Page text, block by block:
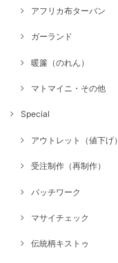
アフリカ布ターバン
ガーランド
暖簾（のれん）
マトマイニ・その他
Special
アウトレット（値下げ）
受注制作（再制作）
パッチワーク
マサイチェック
伝統柄キストゥ